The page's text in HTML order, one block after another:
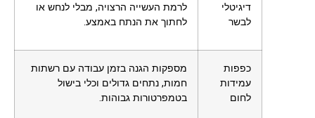
דיגיטלי
לבשר
לרמת העשייה הרצויה, מבלי לנחש או
לחתוך את הנתח באמצע.
כפפות
עמידות
לחום
מספקות הגנה בזמן עבודה עם רשתות
חמות, נתחים גדולים וכלי בישול
בטמפרטורות גבוהות.